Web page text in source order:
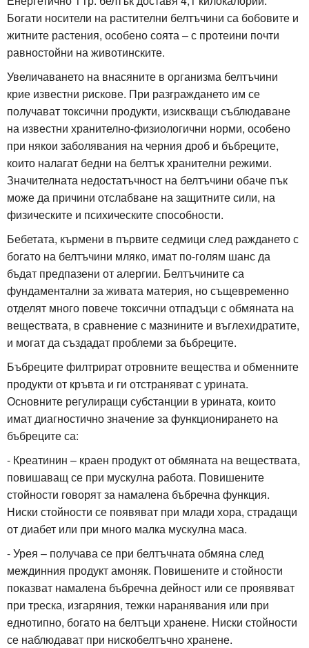
Богати носители на растителни белтъчини са бобовите и
житните растения, особено соята – с протеини почти
равностойни на животинските.
Увеличаването на внасяните в организма белтъчини
крие известни рискове. При разграждането им се
получават токсични продукти, изискващи съблюдаване
на известни хранително-физиологични норми, особено
при някои заболявания на черния дроб и бъбреците,
които налагат бедни на белтък хранителни режими.
Значителната недостатъчност на белтъчини обаче пък
може да причини отслабване на защитните сили, на
физическите и психическите способности.
Бебетата, кърмени в първите седмици след раждането с
богато на белтъчини мляко, имат по-голям шанс да
бъдат предпазени от алергии. Белтъчините са
фундаментални за живата материя, но същевременно
отделят много повече токсични отпадъци с обмяната на
веществата, в сравнение с мазнините и въглехидратите,
и могат да създадат проблеми за бъбреците.
Бъбреците филтрират отровните вещества и обменните
продукти от кръвта и ги отстраняват с урината.
Основните регулиращи субстанции в урината, които
имат диагностично значение за функционирането на
бъбреците са:
- Креатинин – краен продукт от обмяната на веществата,
повишаващ се при мускулна работа. Повишените
стойности говорят за намалена бъбречна функция.
Ниски стойности се появяват при млади хора, страдащи
от диабет или при много малка мускулна маса.
- Урея – получава се при белтъчната обмяна след
междинния продукт амоняк. Повишените и стойности
показват намалена бъбречна дейност или се проявяват
при треска, изгаряния, тежки наранявания или при
еднотипно, богато на белтъци хранене. Ниски стойности
се наблюдават при нискобелтъчно хранене.